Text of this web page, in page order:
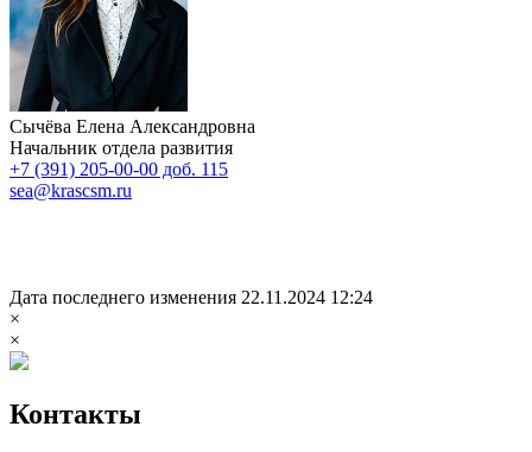
Сычёва Елена Александровна
Начальник отдела развития
+7 (391) 205-00-00 доб. 115
sea@krascsm.ru
Дата последнего изменения 22.11.2024 12:24
×
×
Контакты